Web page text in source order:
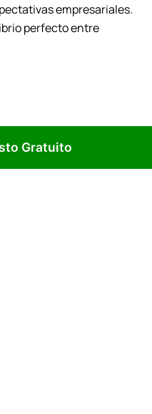
empresariales.
perfecto entre
Gratuito